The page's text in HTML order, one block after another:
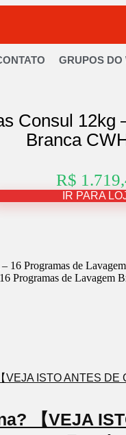
GRUPOS DO
Consul 12kg
Branca
R$
IR PARA
Programas de Lavagem
【VEJA